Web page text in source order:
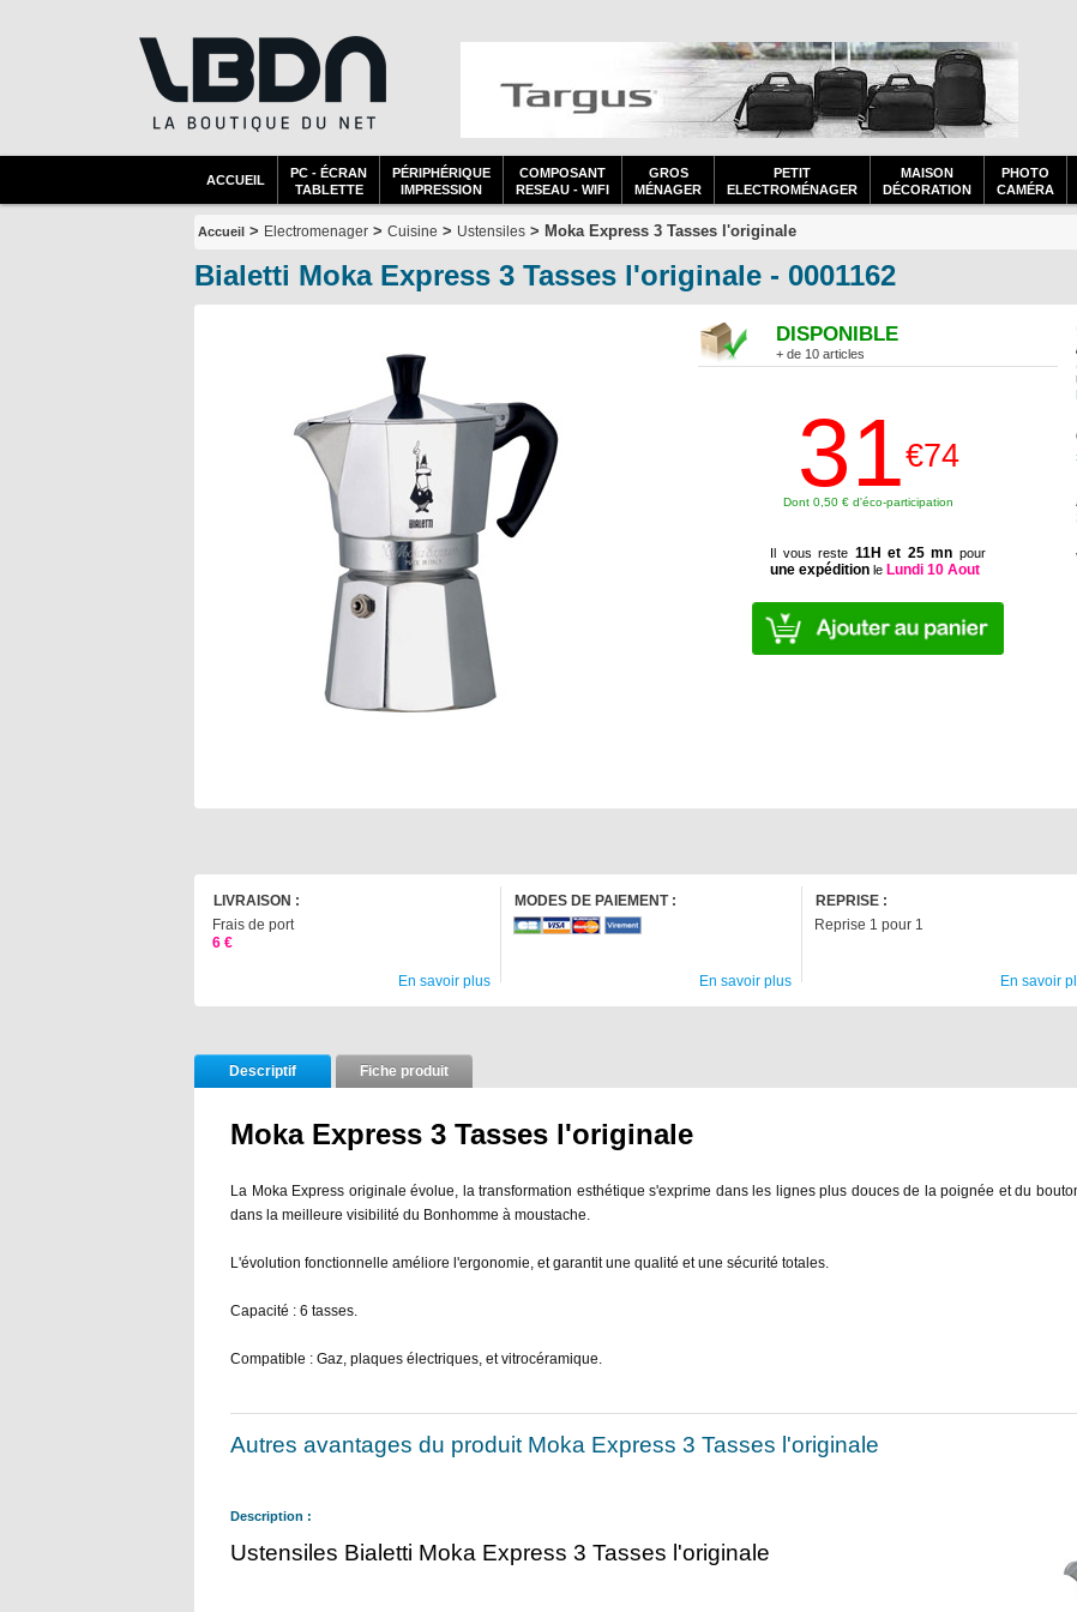
ACCUEIL
PC - ÉCRAN
TABLETTE
PÉRIPHÉRIQUE
IMPRESSION
COMPOSANT
RESEAU - WIFI
GROS
MÉNAGER
PETIT
ELECTROMÉNAGER
MAISON
DÉCORATION
PHOTO
CAMÉRA
Accueil > Electromenager > Cuisine > Ustensiles > Moka Express 3 Tasses l'originale
Bialetti Moka Express 3 Tasses l'originale - 0001162
DISPONIBLE
+ de 10 articles
31€74
Dont 0,50 € d'éco-participation
Il vous reste 11H et 25 mn pour
une expédition le Lundi 10 Aout
LIVRAISON :
Frais de port
6 €
En savoir plus
MODES DE PAIEMENT :
En savoir plus
REPRISE :
Reprise 1 pour 1
En savoir
Descriptif Fiche produit
Moka Express 3 Tasses l'originale
La Moka Express originale évolue, la transformation esthétique s'exprime dans les lignes plus douces de la poignée et du
dans la meilleure visibilité du Bonhomme à moustache.
L'évolution fonctionnelle améliore l'ergonomie, et garantit une qualité et une sécurité totales.
Capacité : 6 tasses.
Compatible : Gaz, plaques électriques, et vitrocéramique.
Autres avantages du produit Moka Express 3 Tasses l'originale
Description :
Ustensiles Bialetti Moka Express 3 Tasses l'originale